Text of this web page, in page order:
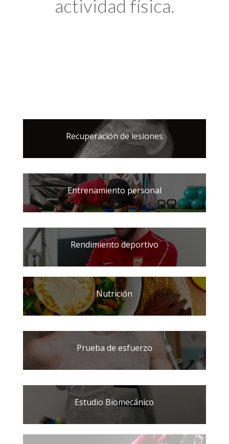
actividad física.
Recuperación de lesiones
Entrenamiento personal
Rendimiento deportivo
Nutrición
Prueba de esfuerzo
Estudio Biomecánico